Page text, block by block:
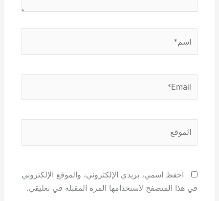
احفظ اسمي، بريدي الإلكتروني، والموقع الإلكتروني
في هذا المتصفح لاستخدامها المرة المقبلة في تعليقي.